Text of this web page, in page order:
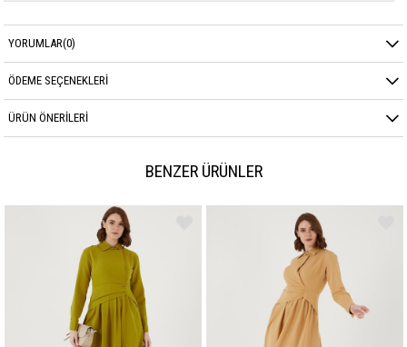
YORUMLAR(0)
ÖDEME SEÇENEKLERI
ÜRÜN ÖNERILERI
BENZER ÜRÜNLER